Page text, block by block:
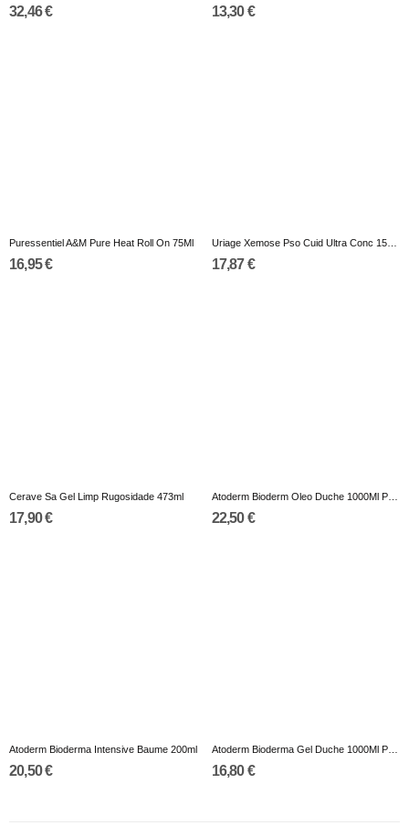
32,46 € 13,30 €
Puressentiel A&M Pure Heat Roll On 75Ml
16,95 €
Uriage Xemose Pso Cuid Ultra Conc 150Ml
17,87 €
Cerave Sa Gel Limp Rugosidade 473ml
17,90 €
Atoderm Bioderm Oleo Duche 1000Ml Promo
22,50 €
Atoderm Bioderma Intensive Baume 200ml
20,50 €
Atoderm Bioderma Gel Duche 1000Ml Promo
16,80 €